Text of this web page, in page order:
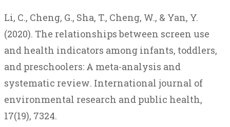
Li, C., Cheng, G., Sha, T., Cheng, W., & Yan, Y.
(2020). The relationships between screen use
and health indicators among infants, toddlers,
and preschoolers: A meta-analysis and
systematic review. International journal of
environmental research and public health,
17(19), 7324.